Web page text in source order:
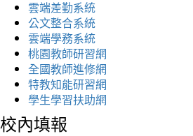
雲端差勤系統
公文整合系統
雲端學務系統
桃園教師研習網
全國教師進修網
特教知能研習網
學生學習扶助網
校內填報